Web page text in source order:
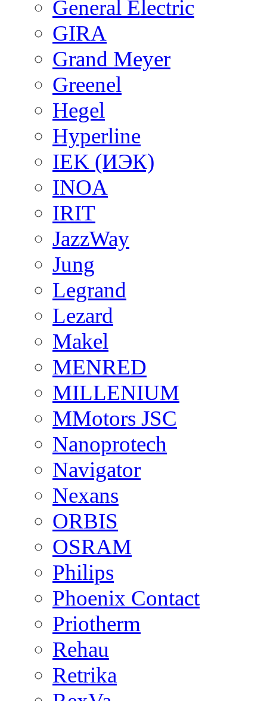
General Electric
GIRA
Grand Meyer
Greenel
Hegel
Hyperline
IEK (ИЭК)
INOA
IRIT
JazzWay
Jung
Legrand
Lezard
Makel
MENRED
MILLENIUM
MMotors JSC
Nanoprotech
Navigator
Nexans
ORBIS
OSRAM
Philips
Phoenix Contact
Priotherm
Rehau
Retrika